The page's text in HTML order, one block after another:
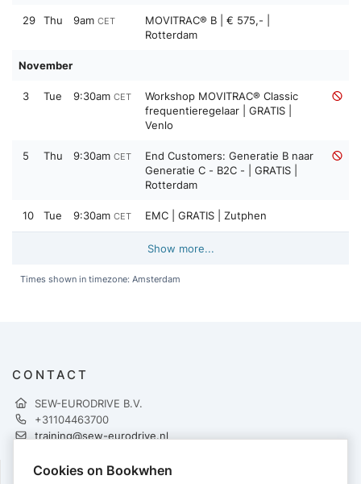
29 Thu 9am CET
MOVITRAC® B | € 575,- |
Rotterdam
November
3 Tue 9:30am CET
Workshop MOVITRAC® Classic
frequentieregelaar | GRATIS |
Venlo
5 Thu 9:30am CET
End Customers: Generatie B naar
Generatie C - B2C - | GRATIS |
Rotterdam
10 Tue 9:30am CET EMC | GRATIS | Zutphen
Show more...
Times shown in timezone: Amsterdam
CONTACT
SEW-EURODRIVE B.V.
+31104463700
training@sew-eurodrive.nl
Cookies on Bookwhen